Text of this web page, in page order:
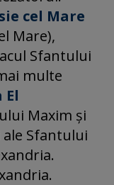
cel Mare
Mare),
Sfantului
multe
El
Maxim şi
ale Sfantului